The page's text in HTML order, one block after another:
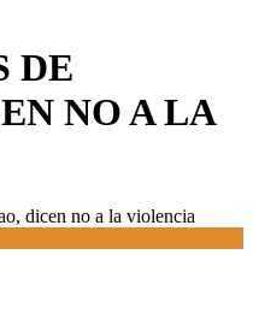
DE
NO A LA